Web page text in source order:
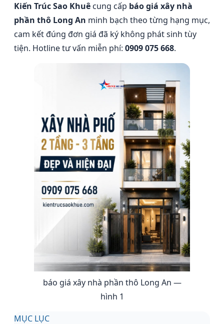
Kiến Trúc Sao Khuê cung cấp báo giá xây nhà
phần thô Long An minh bạch theo từng hạng mục,
cam kết đúng đơn giá đã ký không phát sinh tùy
tiện. Hotline tư vấn miễn phí: 0909 075 668.
báo giá xây nhà phần thô Long An —
hình 1
MỤC LỤC